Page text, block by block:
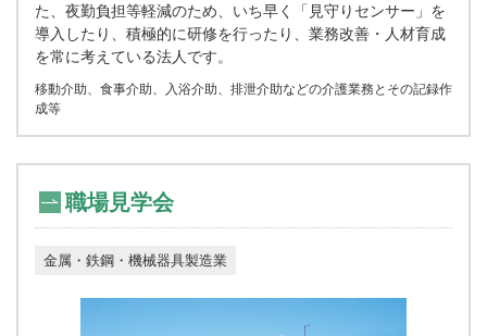
た、夜勤負担等軽減のため、いち早く「見守りセンサー」を
導入したり、積極的に研修を行ったり、業務改善・人材育成
を常に考えている法人です。
移動介助、食事介助、入浴介助、排泄介助などの介護業務とその記録作
成等
職場見学会
金属・鉄鋼・機械器具製造業